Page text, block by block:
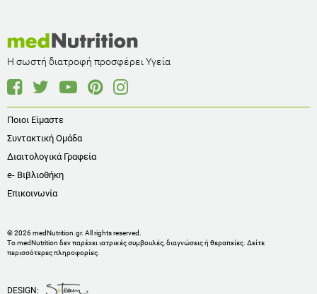
Η σωστή διατροφή προσφέρει Υγεία
Ποιοι Είμαστε
Συντακτική Ομάδα
Διαιτολογικά Γραφεία
e- Βιβλιοθήκη
Επικοινωνία
© 2026 medNutrition.gr. All rights reserved.
Το medNutrition δεν παρέχει ιατρικές συμβουλές, διαγνώσεις ή θεραπείες. Δείτε
περισσότερες πληροφορίες
DESIGN: